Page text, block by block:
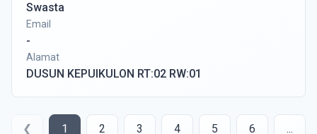
Swasta
Email
-
Alamat
DUSUN KEPUIKULON RT:02 RW:01
❮ 1 2 3 4 5 6 ...